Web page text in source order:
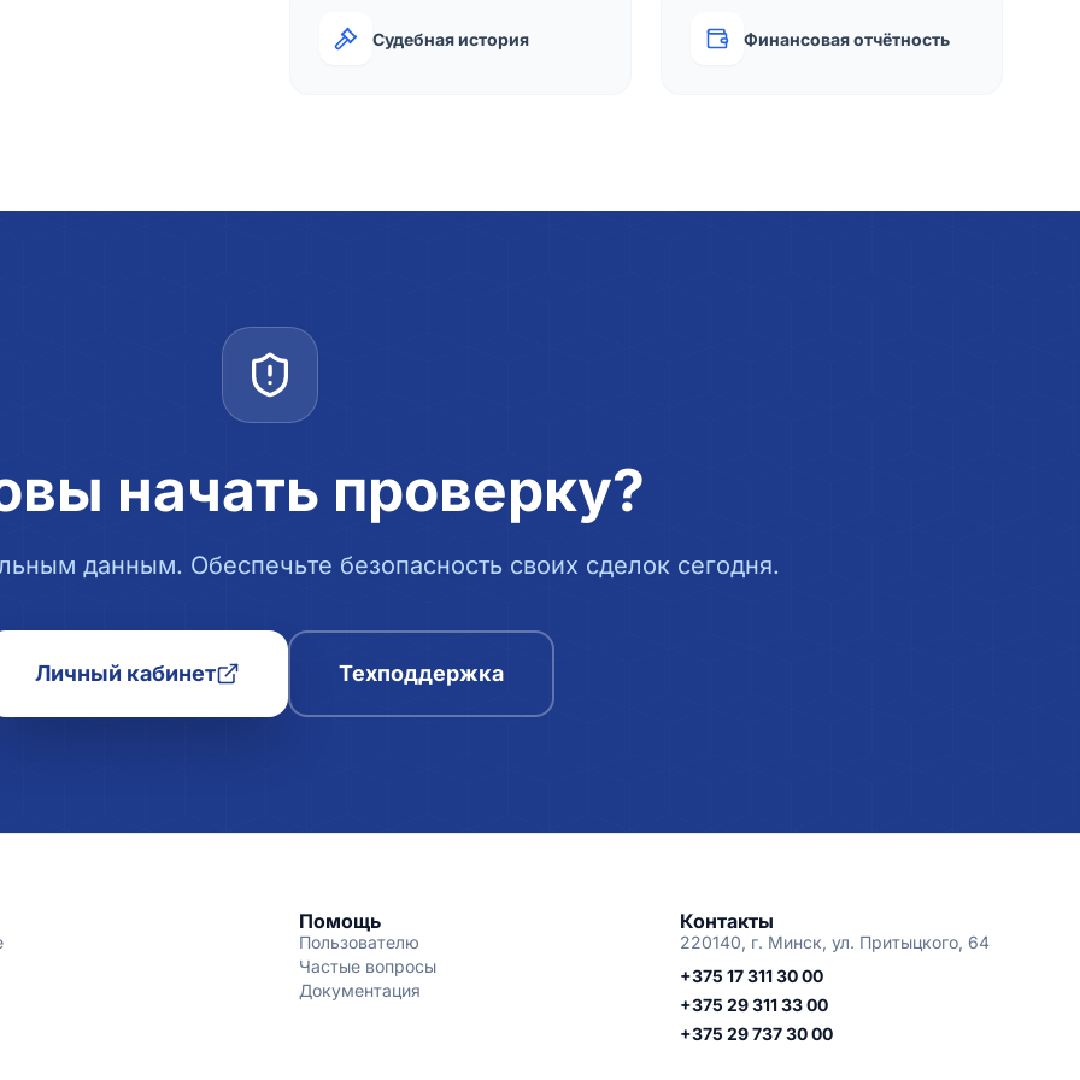
Судебная история Финансовая отчётность
начать проверку?
данным. Обеспечьте безопасность своих сделок сегодня.
Личный кабинет Техподдержка
Помощь
Пользователю
Частые вопросы
Документация
Контакты
220140, г. Минск, ул. Притыцкого, 64
+375 17 311 30 00
+375 29 311 33 00
+375 29 737 30 00